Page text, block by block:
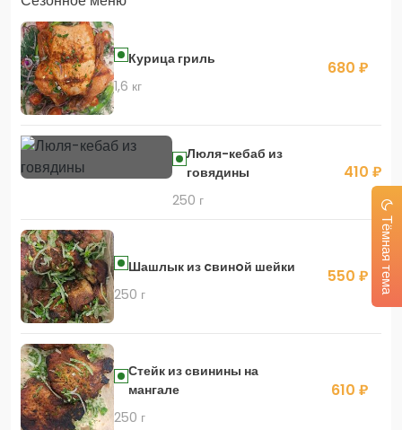
Скидка 400 руб. на первый заказ в приложении!
Скидка 450 руб. на первый заказ в приложении
Курица гриль
1,6 кг
680 ₽
Люля-кебаб из
говядины
250 г
410 ₽
Шашлык из cвинoй шейки
250 г
550 ₽
Стейк из свинины на
мангале
250 г
610 ₽
Тёмная тема